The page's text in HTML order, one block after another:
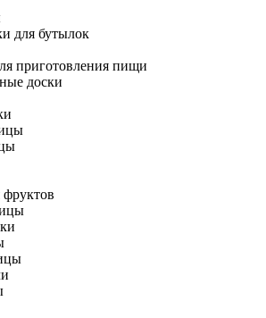
для бутылок
приготовления пищи
доски